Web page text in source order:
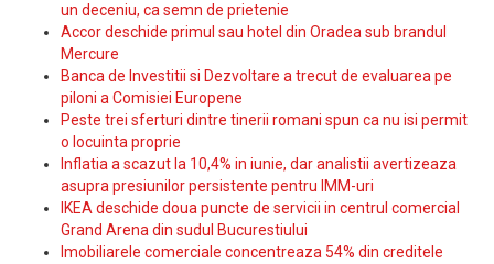
un deceniu, ca semn de prietenie
Accor deschide primul sau hotel din Oradea sub brandul
Mercure
Banca de Investitii si Dezvoltare a trecut de evaluarea pe
piloni a Comisiei Europene
Peste trei sferturi dintre tinerii romani spun ca nu isi permit
o locuinta proprie
Inflatia a scazut la 10,4% in iunie, dar analistii avertizeaza
asupra presiunilor persistente pentru IMM-uri
IKEA deschide doua puncte de servicii in centrul comercial
Grand Arena din sudul Bucurestiului
Imobiliarele comerciale concentreaza 54% din creditele